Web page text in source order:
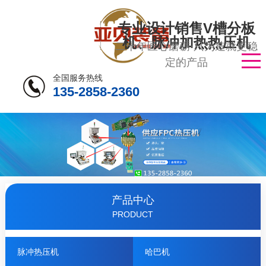
专业设计销售V槽分板
机、脉冲加热热压机
二十年匠心磨砺·只为造就更稳
定的产品
全国服务热线
135-2858-2360
产品中心
PRODUCT
脉冲热压机 哈巴机